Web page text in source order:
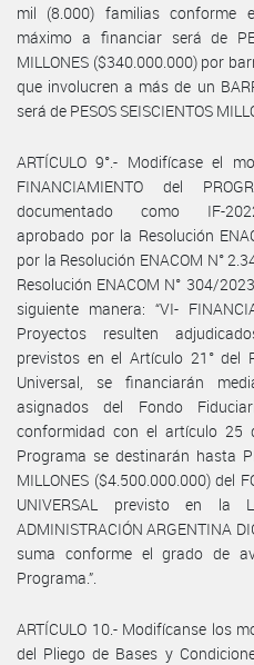
mil (8.000) familias conforme
máximo a financiar será de
MILLONES ($340.000.000) por
que involucren a más de un
será de PESOS SEISCIENTOS
ARTÍCULO 9°.- Modifícase el
FINANCIAMIENTO del
documentado como IF-2022-
aprobado por la Resolución
por la Resolución ENACOM N°
Resolución ENACOM N° 304/
siguiente manera: “VI-
Proyectos resulten
previstos en el Artículo 21° del
Universal, se financiarán
asignados del Fondo
conformidad con el artículo 25
Programa se destinarán hasta
MILLONES ($4.500.000.000) del
UNIVERSAL previsto en la
ADMINISTRACIÓN ARGENTINA
suma conforme el grado de
Programa.”.
ARTÍCULO 10.- Modifícanse los
del Pliego de Bases y